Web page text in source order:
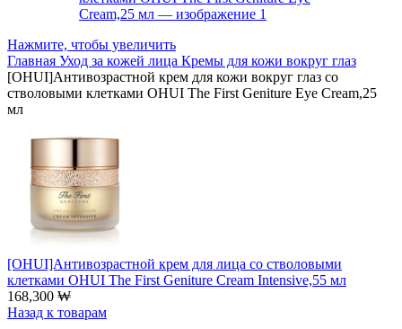
Нажмите, чтобы увеличить
Главная Уход за кожей лица Кремы для кожи вокруг глаз
[OHUI]Антивозрастной крем для кожи вокруг глаз со
стволовыми клетками OHUI The First Geniture Eye Cream,25
мл
[OHUI]Антивозрастной крем для лица со стволовыми
клетками OHUI The First Geniture Cream Intensive,55 мл
168,300 ₩
Назад к товарам